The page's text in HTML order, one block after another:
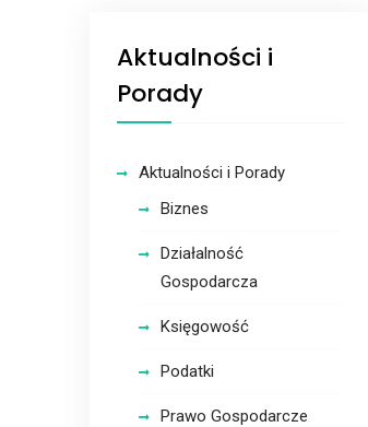
Aktualności i
Porady
Aktualności i Porady
Biznes
Działalność
Gospodarcza
Księgowość
Podatki
Prawo Gospodarcze